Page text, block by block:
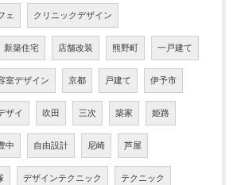
ェ クリニックデザイン
新築住宅 店舗改装 熊野町 一戸建て
室デザイン 京都 戸建て 伊予市
ザイ 吹田 三次 築家 姫路
中 自由設計 尼崎 芦屋
デザインテクニック テクニック